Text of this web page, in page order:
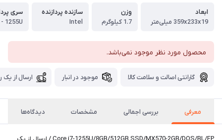
ابعاد
359x233x19 میلی‌متر
وزن
1.7 کیلوگرم
سازنده پردازنده
Intel
سری
1255U
محصول مورد نظر موجود نمی‌باشد.
گارانتی اصالت و سلامت کالا موجود در انبار ارسال از یک
معرفی بررسی اجمالی مشخصات دیدگاه‌ها